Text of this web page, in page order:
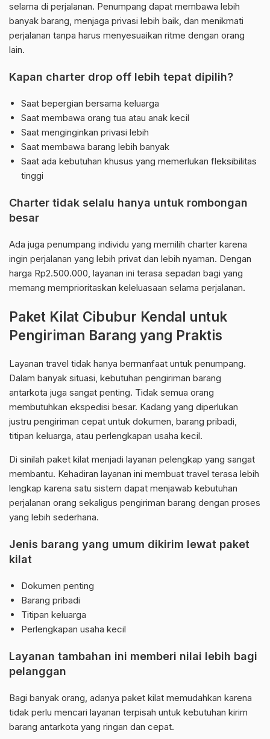
selama di perjalanan. Penumpang dapat membawa lebih
banyak barang, menjaga privasi lebih baik, dan menikmati
perjalanan tanpa harus menyesuaikan ritme dengan orang
lain.
Kapan charter drop off lebih tepat dipilih?
Saat bepergian bersama keluarga
Saat membawa orang tua atau anak kecil
Saat menginginkan privasi lebih
Saat membawa barang lebih banyak
Saat ada kebutuhan khusus yang memerlukan fleksibilitas
tinggi
Charter tidak selalu hanya untuk rombongan
besar
Ada juga penumpang individu yang memilih charter karena
ingin perjalanan yang lebih privat dan lebih nyaman. Dengan
harga Rp2.500.000, layanan ini terasa sepadan bagi yang
memang memprioritaskan keleluasaan selama perjalanan.
Paket Kilat Cibubur Kendal untuk
Pengiriman Barang yang Praktis
Layanan travel tidak hanya bermanfaat untuk penumpang.
Dalam banyak situasi, kebutuhan pengiriman barang
antarkota juga sangat penting. Tidak semua orang
membutuhkan ekspedisi besar. Kadang yang diperlukan
justru pengiriman cepat untuk dokumen, barang pribadi,
titipan keluarga, atau perlengkapan usaha kecil.
Di sinilah paket kilat menjadi layanan pelengkap yang sangat
membantu. Kehadiran layanan ini membuat travel terasa lebih
lengkap karena satu sistem dapat menjawab kebutuhan
perjalanan orang sekaligus pengiriman barang dengan proses
yang lebih sederhana.
Jenis barang yang umum dikirim lewat paket
kilat
Dokumen penting
Barang pribadi
Titipan keluarga
Perlengkapan usaha kecil
Layanan tambahan ini memberi nilai lebih bagi
pelanggan
Bagi banyak orang, adanya paket kilat memudahkan karena
tidak perlu mencari layanan terpisah untuk kebutuhan kirim
barang antarkota yang ringan dan cepat.